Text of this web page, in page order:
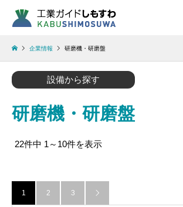
企業情報 研磨機・研磨盤
設備から探す
研磨機・研磨盤
22件中 1～10件を表示
1 2 3 